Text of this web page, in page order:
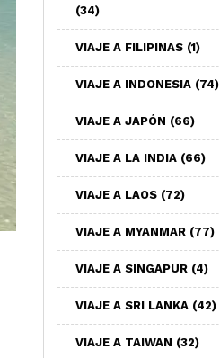
(34)
VIAJE A FILIPINAS (1)
VIAJE A INDONESIA (74)
VIAJE A JAPÓN (66)
VIAJE A LA INDIA (66)
VIAJE A LAOS (72)
VIAJE A MYANMAR (77)
VIAJE A SINGAPUR (4)
VIAJE A SRI LANKA (42)
VIAJE A TAIWAN (32)